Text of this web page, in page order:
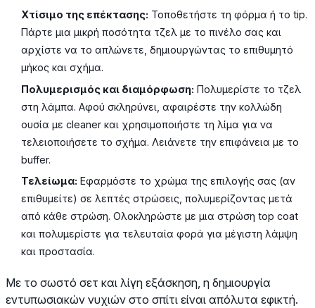
Χτίσιμο της επέκτασης: Τοποθετήστε τη φόρμα ή το tip.
Πάρτε μια μικρή ποσότητα τζελ με το πινέλο σας και
αρχίστε να το απλώνετε, δημιουργώντας το επιθυμητό
μήκος και σχήμα.
Πολυμερισμός και διαμόρφωση: Πολυμερίστε το τζελ
στη λάμπα. Αφού σκληρύνει, αφαιρέστε την κολλώδη
ουσία με cleaner και χρησιμοποιήστε τη λίμα για να
τελειοποιήσετε το σχήμα. Λειάνετε την επιφάνεια με το
buffer.
Τελείωμα: Εφαρμόστε το χρώμα της επιλογής σας (αν
επιθυμείτε) σε λεπτές στρώσεις, πολυμερίζοντας μετά
από κάθε στρώση. Ολοκληρώστε με μια στρώση top coat
και πολυμερίστε για τελευταία φορά για μέγιστη λάμψη
και προστασία.
Με το σωστό σετ και λίγη εξάσκηση, η δημιουργία
εντυπωσιακών νυχιών στο σπίτι είναι απόλυτα εφικτή.